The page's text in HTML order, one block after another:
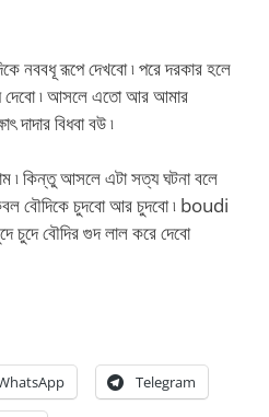
নববধূ রূপে দেখবো ৷ পরে দরকার হলে
দেবো ৷ আসলে এতো আর আমার
দাদার বিধবা বউ ৷
৷ কিন্তু আসলে এটা সত্য ঘটনা বলে
বৌদিকে চুদবো আর চুদবো ৷ boudi
বৌদির গুদ লাল করে দেবো
Telegram